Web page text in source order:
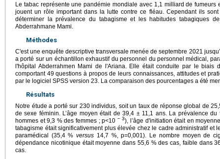
Le tabac représente une pandémie mondiale avec 1,1 milliard de
jouent un rôle important dans la lutte contre ce fléau. Cependant ils
déterminer la prévalence du tabagisme et les habitudes tabagiques
Abderrahmane Mami.
Méthodes
C'est une enquête descriptive transversale menée de septembre 2021
a porté sur un échantillon exhaustif du personnel du personnel médical,
l'hôpital Abderrahmen Mami de l'Ariana. Elle était conduite par le biais
comportant 49 questions à propos de leurs connaissances, attitudes et
par le logiciel SPSS version 23. La comparaison des pourcentages a été
Résultats
Notre étude a porté sur 230 individus, soit un taux de réponse global de
de sexe féminin. L’âge moyen était de 39,4 ± 11,1 ans. La prévalence
hommes et 9,3 % des femmes ; p<10 − 3), l’âge d'initiation était en
tabagisme était significativement plus élevée chez le cadre administratif et
paramédical (35,4 %versus 14,7 %, p=0,001). Le nombre moyen de
dépendance nicotinique était moyenne dans 55,6 % des cas, faible dans
cas.